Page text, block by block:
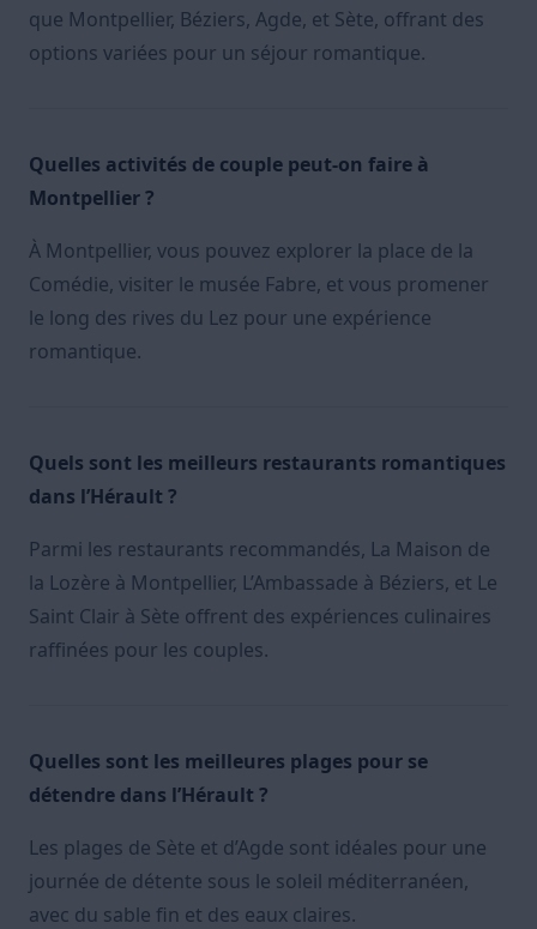
que Montpellier, Béziers, Agde, et Sète, offrant des
options variées pour un séjour romantique.
Quelles activités de couple peut-on faire à
Montpellier ?
À Montpellier, vous pouvez explorer la place de la
Comédie, visiter le musée Fabre, et vous promener
le long des rives du Lez pour une expérience
romantique.
Quels sont les meilleurs restaurants romantiques
dans l’Hérault ?
Parmi les restaurants recommandés, La Maison de
la Lozère à Montpellier, L’Ambassade à Béziers, et Le
Saint Clair à Sète offrent des expériences culinaires
raffinées pour les couples.
Quelles sont les meilleures plages pour se
détendre dans l’Hérault ?
Les plages de Sète et d’Agde sont idéales pour une
journée de détente sous le soleil méditerranéen,
avec du sable fin et des eaux claires.